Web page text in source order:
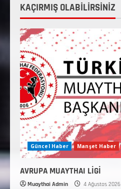
KAÇIRMIŞ OLABİLİRSİNİZ
Güncel Haber Manşet Haber
AVRUPA MUAYTHAI LİGİ
Muaythai Admin 4 Ağustos 2026